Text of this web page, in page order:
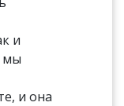
и
мы
и она